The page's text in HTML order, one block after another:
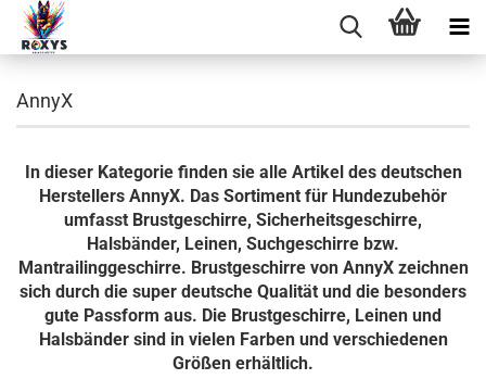
AnnyX
In dieser Kategorie finden sie alle Artikel des deutschen
Herstellers AnnyX. Das Sortiment für Hundezubehör
umfasst Brustgeschirre, Sicherheitsgeschirre,
Halsbänder, Leinen, Suchgeschirre bzw.
Mantrailinggeschirre. Brustgeschirre von AnnyX zeichnen
sich durch die super deutsche Qualität und die besonders
gute Passform aus. Die Brustgeschirre, Leinen und
Halsbänder sind in vielen Farben und verschiedenen
Größen erhältlich.